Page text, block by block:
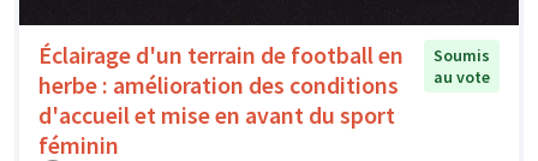
Éclairage d'un terrain de football en
herbe : amélioration des conditions
d'accueil et mise en avant du sport
féminin
Soumis
au vote